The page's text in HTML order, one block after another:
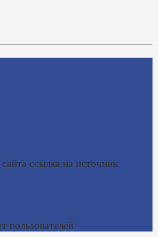
ссылка на источник
пользователей